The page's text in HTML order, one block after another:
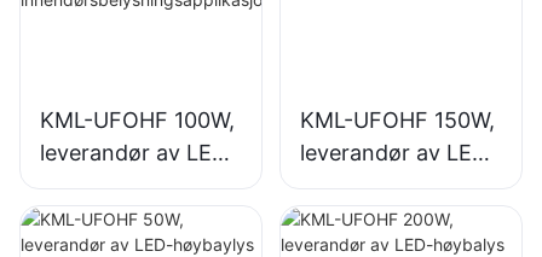
KML-UFOHF 100W,
leverandør av LED-
høybaylys for
industrianlegg,
lagerbygninger og
KML-UFOHF 150W,
leverandør av LED-
høybalys for
innendørsbelysning
i industrianlegg,